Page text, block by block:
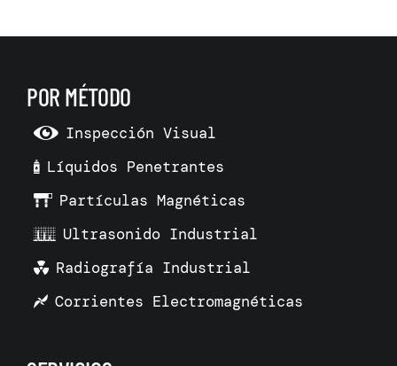
POR MÉTODO
Inspección Visual
Líquidos Penetrantes
Partículas Magnéticas
Ultrasonido Industrial
Radiografía Industrial
Corrientes Electromagnéticas